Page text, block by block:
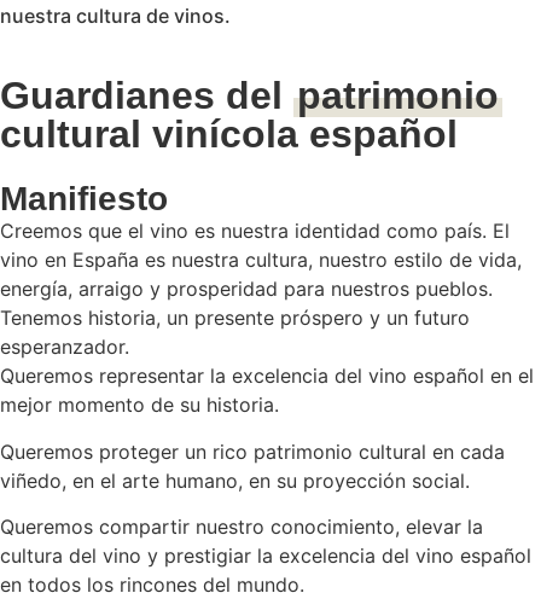
nuestra cultura de vinos.
Guardianes del patrimonio
cultural vinícola español
Manifiesto
Creemos que el vino es nuestra identidad como país. El
vino en España es nuestra cultura, nuestro estilo de vida,
energía, arraigo y prosperidad para nuestros pueblos.
Tenemos historia, un presente próspero y un futuro
esperanzador.
Queremos representar la excelencia del vino español en el
mejor momento de su historia.
Queremos proteger un rico patrimonio cultural en cada
viñedo, en el arte humano, en su proyección social.
Queremos compartir nuestro conocimiento, elevar la
cultura del vino y prestigiar la excelencia del vino español
en todos los rincones del mundo.